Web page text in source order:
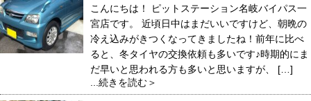
こんにちは！ ピットステーション名岐バイパス一
宮店です。 近頃日中はまだいいですけど、朝晩の
冷え込みがきつくなってきましたね！前年に比べ
ると、冬タイヤの交換依頼も多いです♪時期的にま
だ早いと思われる方も多いと思いますが、 […]
...続きを読む＞